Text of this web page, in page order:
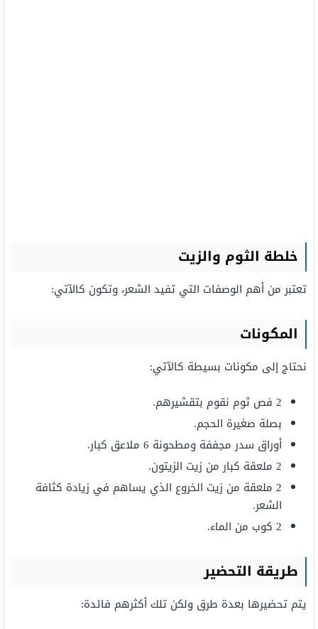
خلطة الثوم والزيت
تعتبر من أهم الوصفات التي تفيد الشعر، وتكون كالآتي:
المكونات
نحتاج إلى مكونات بسيطة كالآتي:
2 فص ثوم نقوم بتقشيرهم.
بصلة صغيرة الحجم.
أوراق سدر مجففة ومطحونة 6 ملاعق كبار.
2 ملعقة كبار من زيت الزيتون.
2 ملعقة من زيت الخروع الذي يساهم في زيادة كثافة
الشعر.
2 كوب من الماء.
طريقة التحضير
يتم تحضيرها بعدة طرق ولكن تلك أكثرهم فائدة: